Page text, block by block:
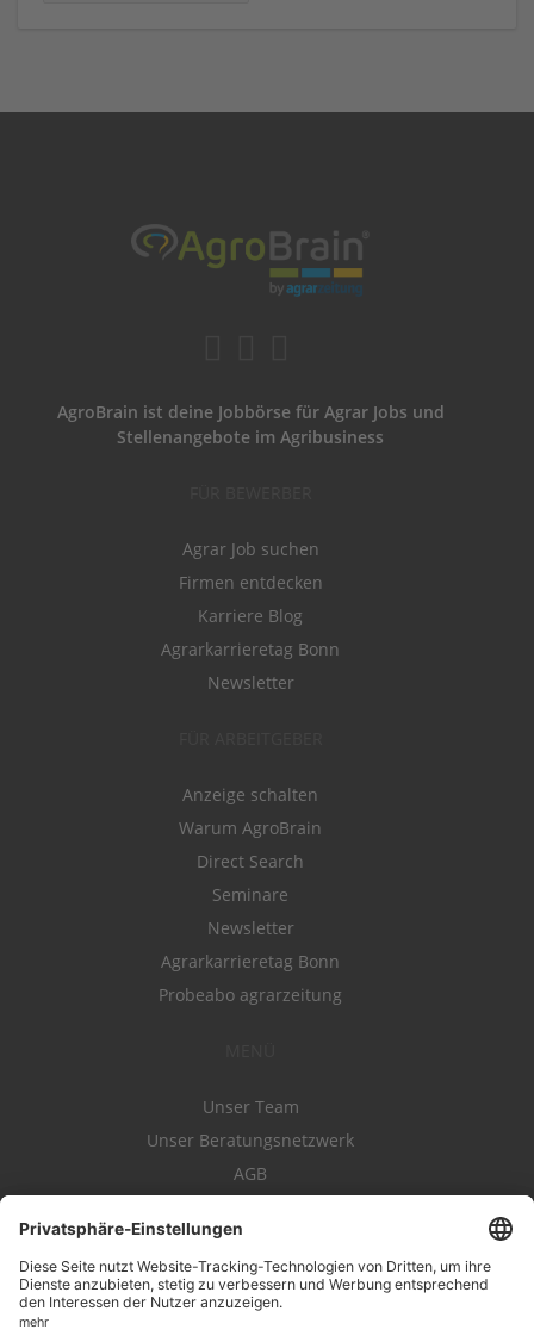
AgroBrain ist deine Jobbörse für Agrar Jobs und
Stellenangebote im Agribusiness
Agrar Job suchen
Firmen entdecken
Karriere Blog
Agrarkarrieretag Bonn
Newsletter
Anzeige schalten
Warum AgroBrain
Direct Search
Seminare
Newsletter
Agrarkarrieretag Bonn
Probeabo agrarzeitung
Unser Team
Unser Beratungsnetzwerk
AGB
Datenschutz
Impressum
Kontakt